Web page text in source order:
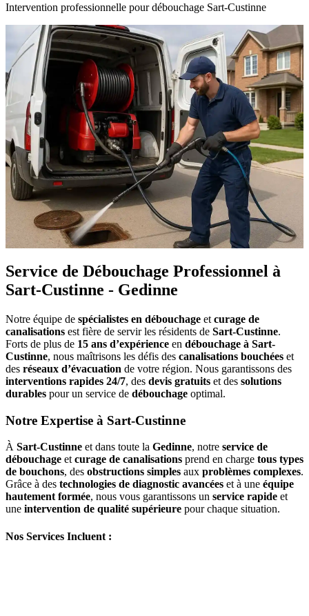
Intervention professionnelle pour débouchage Sart-Custinne
Service de Débouchage Professionnel à
Sart-Custinne - Gedinne
Notre équipe de spécialistes en débouchage et curage de
canalisations est fière de servir les résidents de Sart-Custinne.
Forts de plus de 15 ans d’expérience en débouchage à Sart-
Custinne, nous maîtrisons les défis des canalisations bouchées et
des réseaux d’évacuation de votre région. Nous garantissons des
interventions rapides 24/7, des devis gratuits et des solutions
durables pour un service de débouchage optimal.
Notre Expertise à Sart-Custinne
À Sart-Custinne et dans toute la Gedinne, notre service de
débouchage et curage de canalisations prend en charge tous types
de bouchons, des obstructions simples aux problèmes complexes.
Grâce à des technologies de diagnostic avancées et à une équipe
hautement formée, nous vous garantissons un service rapide et
une intervention de qualité supérieure pour chaque situation.
Nos Services Incluent :